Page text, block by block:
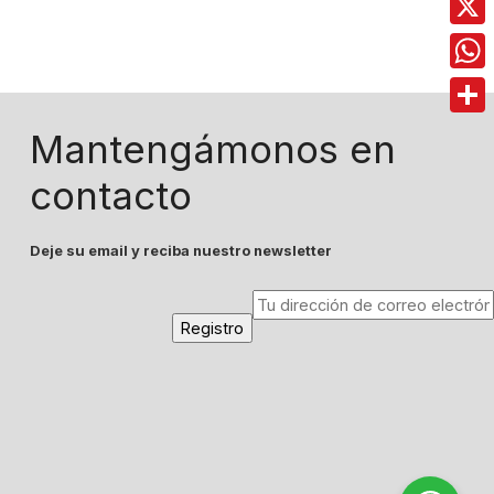
Mantengámonos en
contacto
Deje su email y reciba nuestro newsletter
X